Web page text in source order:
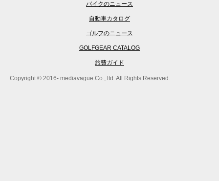
バイクのニュース
自動車カタログ
ゴルフのニュース
GOLFGEAR CATALOG
旅費ガイド
Copyright © 2016- mediavague Co., ltd. All Rights Reserved.